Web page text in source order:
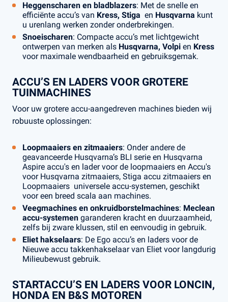
Heggenscharen en bladblazers: Met de snelle en
efficiënte accu’s van Kress, Stiga en Husqvarna kunt
u urenlang werken zonder onderbrekingen.
Snoeischaren: Compacte accu’s met lichtgewicht
ontwerpen van merken als Husqvarna, Volpi en Kress
voor maximale wendbaarheid en gebruiksgemak.
ACCU’S EN LADERS VOOR GROTERE
TUINMACHINES
Voor uw grotere accu-aangedreven machines bieden wij
robuuste oplossingen:
Loopmaaiers en zitmaaiers: Onder andere de
geavanceerde Husqvarna’s BLI serie en Husqvarna
Aspire accu's en lader voor de loopmaaiers en Accu's
voor Husqvarna zitmaaiers, Stiga accu zitmaaiers en
Loopmaaiers universele accu-systemen, geschikt
voor een breed scala aan machines.
Veegmachines en onkruidborstelmachines: Meclean
accu-systemen garanderen kracht en duurzaamheid,
zelfs bij zware klussen, stil en eenvoudig in gebruik.
Eliet hakselaars: De Ego accu’s en laders voor de
Nieuwe accu takkenhakselaar van Eliet voor langdurig
Milieubewust gebruik.
STARTACCU’S EN LADERS VOOR LONCIN,
HONDA EN B&S MOTOREN